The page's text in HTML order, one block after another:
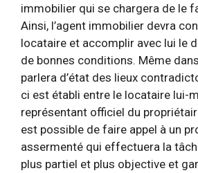
immobilier qui se chargera de le
Ainsi, l’agent immobilier devra
locataire et accomplir avec lui le
de bonnes conditions. Même
parlera d’état des lieux
ci est établi entre le locataire lui-
représentant officiel du
est possible de faire appel à un
assermenté qui effectuera la
plus partiel et plus objective et